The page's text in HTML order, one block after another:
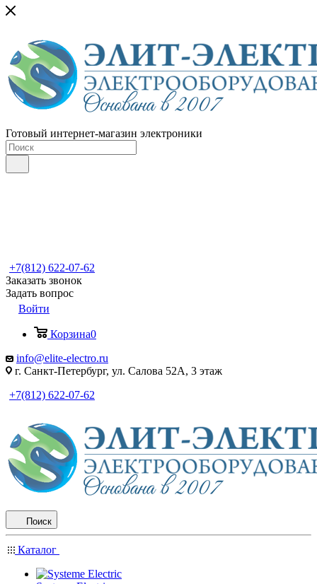
Готовый интернет-магазин электроники
+7(812) 622-07-62
Заказать звонок
Задать вопрос
Войти
Корзина0
info@elite-electro.ru
г. Санкт-Петербург, ул. Салова 52А, 3 этаж
+7(812) 622-07-62
Поиск
Каталог